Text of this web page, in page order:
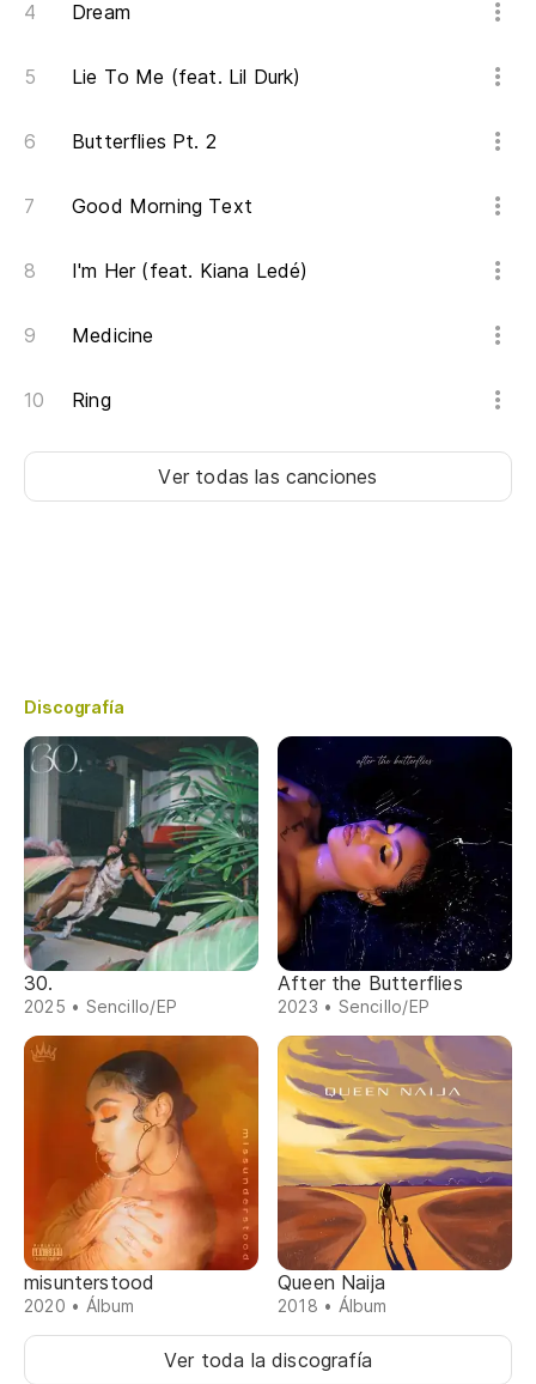
Dream
Lie To Me (feat. Lil Durk)
Butterflies Pt. 2
Good Morning Text
I'm Her (feat. Kiana Ledé)
Medicine
Ring
Ver todas las canciones
Discografía
30.
2025 • Sencillo/EP
After the Butterflies
2023 • Sencillo/EP
misunterstood
2020 • Álbum
Queen Naija
2018 • Álbum
Ver toda la discografía